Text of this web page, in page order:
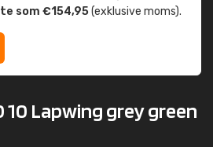
som €154,95(exklusive moms).
10 Lapwing grey green